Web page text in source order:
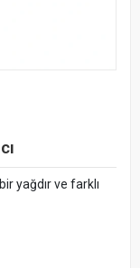
yağdır ve farklı